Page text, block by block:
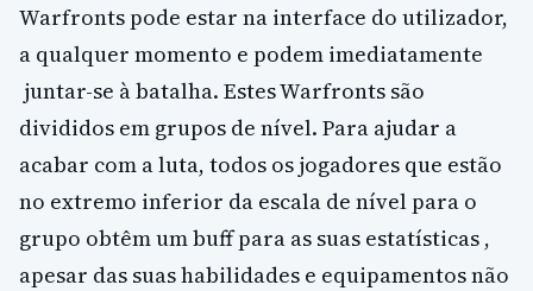
Warfronts pode estar na interface do utilizador,
a qualquer momento e podem imediatamente
juntar-se à batalha. Estes Warfronts são
divididos em grupos de nível. Para ajudar a
acabar com a luta, todos os jogadores que estão
no extremo inferior da escala de nível para o
grupo obtêm um buff para as suas estatísticas ,
apesar das suas habilidades e equipamentos não